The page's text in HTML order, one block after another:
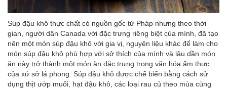
Súp đậu khô thực chất có nguồn gốc từ Pháp nhưng theo thời
gian, người dân Canada với đặc trưng riêng biệt của mình, đã tạo
nên một món súp đậu khô với gia vị, nguyên liệu khác để làm cho
món súp đậu khô phù hợp với sở thích của mình và lâu dần món
ăn này trở thành một món ăn đặc trưng trong văn hóa ẩm thực
của xứ sở lá phong. Súp đậu khô được chế biến bằng cách sử
dụng thịt ướp muối, hạt đậu khô, các loại rau củ theo mùa cùng